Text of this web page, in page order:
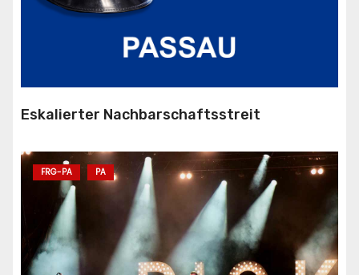
Eskalierter Nachbarschaftsstreit
FRG-PA PA